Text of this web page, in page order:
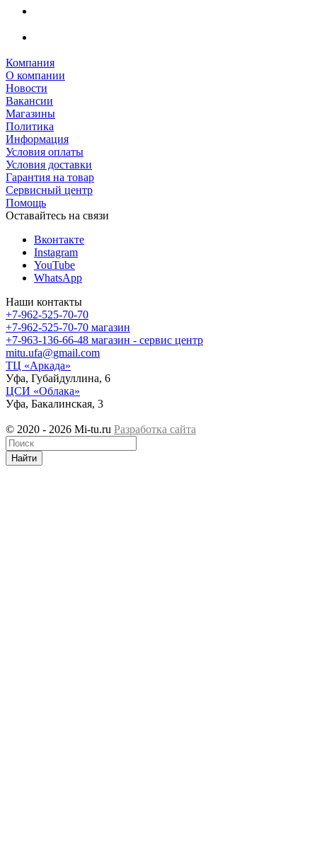
Компания
О компании
Новости
Вакансии
Магазины
Политика
Информация
Условия оплаты
Условия доставки
Гарантия на товар
Сервисный центр
Помощь
Оставайтесь на связи
Вконтакте
Instagram
YouTube
WhatsApp
Наши контакты
+7-962-525-70-70
+7-962-525-70-70 магазин
+7-963-136-66-48 магазин - сервис центр
mitu.ufa@gmail.com
ТЦ «Аркада»
Уфа, Губайдуллина, 6
ЦСИ «Облака»
Уфа, Бакалинская, 3
© 2020 - 2026 Mi-tu.ru Разработка сайта
Найти